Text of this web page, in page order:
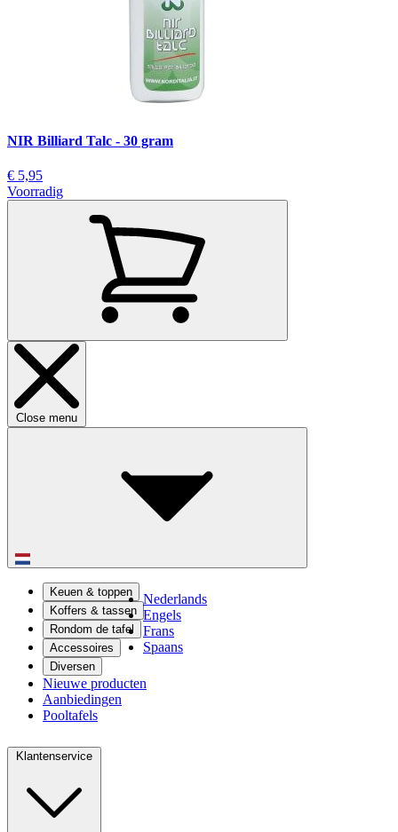
NIR Billiard Talc - 30 gram
€ 5,95
Voorradig
Close menu
Nederlands
Engels
Frans
Spaans
Keuen & toppen
Koffers & tassen
Rondom de tafel
Accessoires
Diversen
Nieuwe producten
Aanbiedingen
Pooltafels
Klantenservice